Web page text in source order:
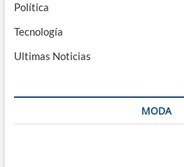
Política
Tecnología
Ultimas Noticias
MODA